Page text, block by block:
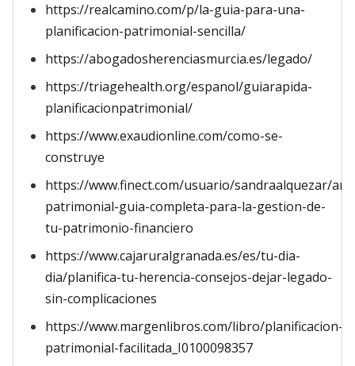
https://realcamino.com/p/la-guia-para-una-
planificacion-patrimonial-sencilla/
https://abogadosherenciasmurcia.es/legado/
https://triagehealth.org/espanol/guiarapida-
planificacionpatrimonial/
https://www.exaudionline.com/como-se-
construye
https://www.finect.com/usuario/sandraalquezar/
patrimonial-guia-completa-para-la-gestion-de-
tu-patrimonio-financiero
https://www.cajaruralgranada.es/es/tu-dia-
dia/planifica-tu-herencia-consejos-dejar-legado-
sin-complicaciones
https://www.margenlibros.com/libro/planificacion-
patrimonial-facilitada_I0100098357